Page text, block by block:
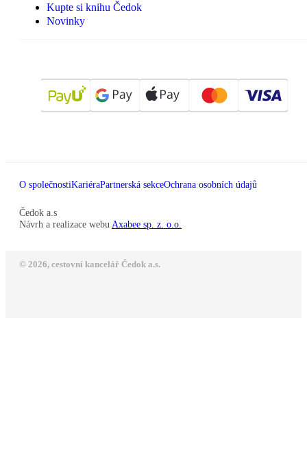
Kupte si knihu Čedok
Novinky
O společnostiKariéraPartnerská sekceOchrana osobních údajů
Čedok a.s
Návrh a realizace webu Axabee sp. z. o.o.
© 2026, cestovní kancelář Čedok a.s.